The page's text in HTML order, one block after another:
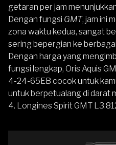
getaran per jam
Dengan fungsi GMT, jam ini
zona waktu kedua, sangat
sering bepergian ke
Dengan harga yang
fungsi lengkap, Oris Aquis
4-24-65EB cocok untuk
untuk berpetualang di darat
4. Longines Spirit GMT